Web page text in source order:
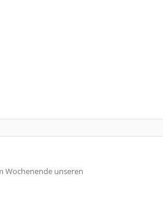
Wochenende unseren